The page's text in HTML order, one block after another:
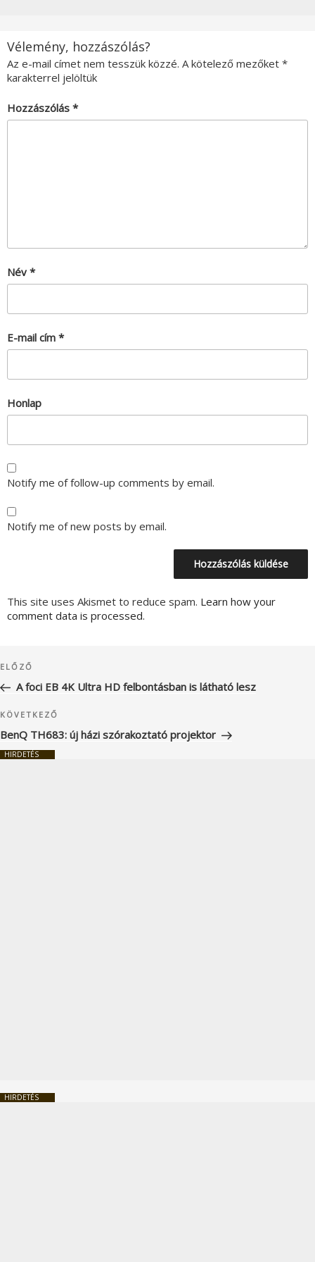
Vélemény, hozzászólás?
Az e-mail címet nem tesszük közzé. A kötelező mezőket *
karakterrel jelöltük
Hozzászólás *
Név *
E-mail cím *
Honlap
Notify me of follow-up comments by email.
Notify me of new posts by email.
This site uses Akismet to reduce spam. Learn how your
comment data is processed.
navigáció
Korábbi
bejegyzés
ELŐZŐ
A foci EB 4K Ultra HD felbontásban is látható lesz
Következő
bejegyzés
KÖVETKEZŐ
BenQ TH683: új házi szórakoztató projektor
HIRDETÉS
HIRDETÉS